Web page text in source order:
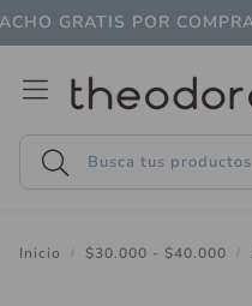
GRATIS POR
Buscar
Inicio $30.000 - $40.000